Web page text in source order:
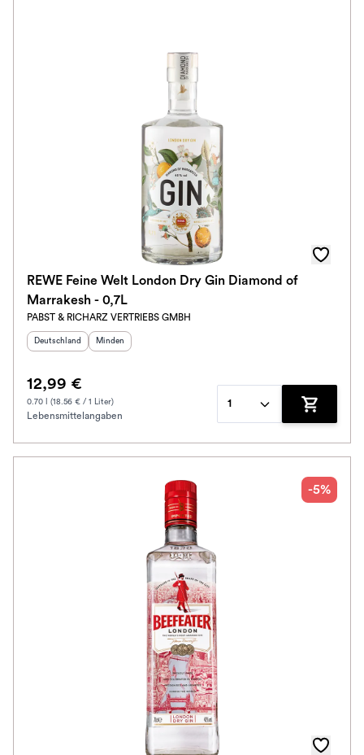
REWE Feine Welt London Dry Gin Diamond of
Marrakesh - 0,7L
PABST & RICHARZ VERTRIEBS GMBH
Herkunftsland
Deutschland Herkunftsregion
Minden
12,99 €
0.70 l (18.56 € / 1 Liter)
Lebensmittelangaben
1
Zum
-5%